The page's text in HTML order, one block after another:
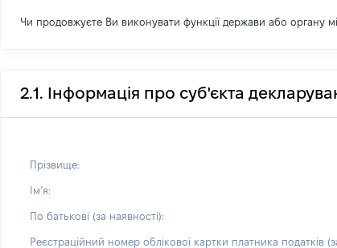
Чи продовжуєте Ви виконувати функції держави або органу
2.1. Інформація про суб'єкта
Прізвище:
Імʼя:
По батькові (за наявності):
Реєстраційний номер облікової картки платника податків